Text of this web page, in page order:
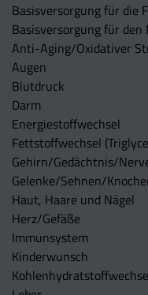
Basisversorgung für die
Basisversorgung für den
Anti-Aging/Oxidativer
Augen
Blutdruck
Darm
Energiestoffwechsel
Fettstoffwechsel
Gehirn/Gedächtnis/
Gelenke/Sehnen/
Haut, Haare und Nägel
Herz/Gefäße
Immunsystem
Kinderwunsch